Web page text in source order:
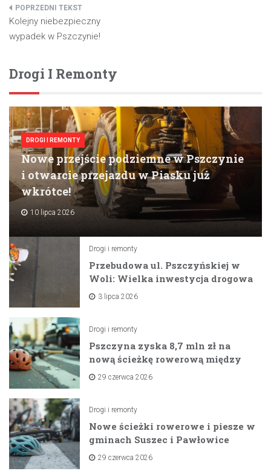
Nawigacja
wpisu
Kolejny niebezpieczny
wypadek w Pszczynie!
Drogi I Remonty
DROGI I REMONTY
Nowe przejście podziemne w Pszczynie
i otwarcie przejazdu w Piasku już
wkrótce!
10 lipca 2026
Drogi i remonty
Przebudowa ul. Pszczyńskiej w
Woli: Wielka inwestycja drogowa
na horyzoncie
3 lipca 2026
Drogi i remonty
Pszczyna zyska 8,7 mln zł na
nową ścieżkę rowerową między
zaporami
29 czerwca 2026
Drogi i remonty
Nowe ścieżki rowerowe i piesze w
gminach Suszec i Pawłowice
dzięki unijnemu wsparciu
29 czerwca 2026